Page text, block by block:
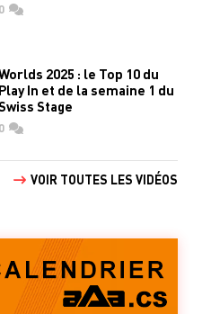
0commentaires
2025 : le Top 10 du
Play In et de la semaine 1 du
Stage
0commentaires
VOIR TOUTES LES VIDÉOS